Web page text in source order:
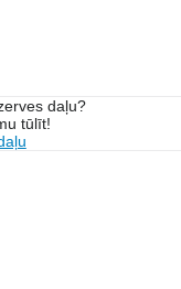
daļu?
tūlīt!